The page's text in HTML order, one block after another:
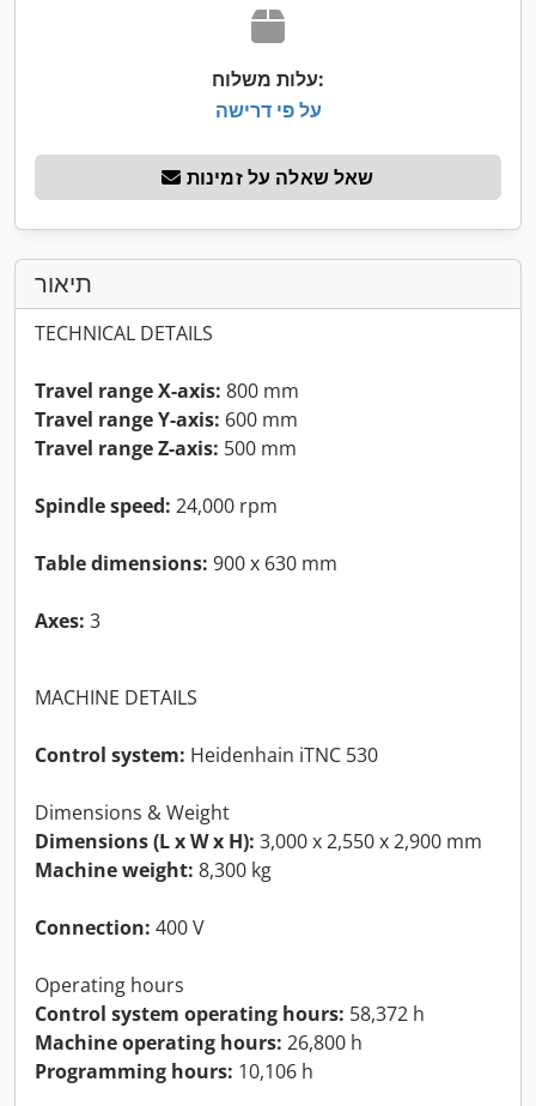
עלות משלוח:
על פי דרישה
שאל שאלה על זמינות
תיאור
TECHNICAL DETAILS
Travel range X-axis: 800 mm
Travel range Y-axis: 600 mm
Travel range Z-axis: 500 mm
Spindle speed: 24,000 rpm
Table dimensions: 900 x 630 mm
Axes: 3
MACHINE DETAILS
Control system: Heidenhain iTNC 530
Dimensions & Weight
Dimensions (L x W x H): 3,000 x 2,550 x 2,900 mm
Machine weight: 8,300 kg
Connection: 400 V
Operating hours
Control system operating hours: 58,372 h
Machine operating hours: 26,800 h
Programming hours: 10,106 h